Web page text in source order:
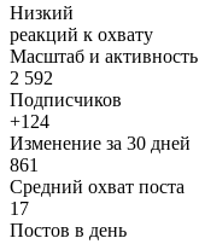
Низкий
реакций к охвату
Масштаб и активность
2 592
Подписчиков
+124
Изменение за 30 дней
861
Средний охват поста
17
Постов в день